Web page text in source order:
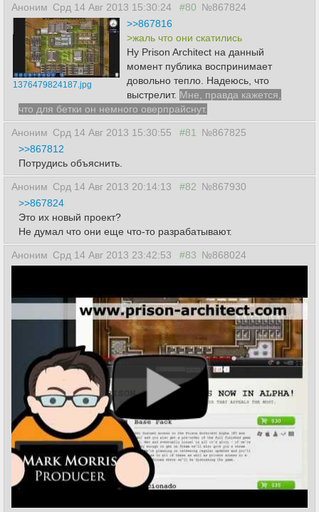
Аноним Срд 14 Авг 2013 15:30:24 #80 №867824
1376479824187.jpg
>>867816
>жаль что они скатились
Ну Prison Architect на данный
момент публика воспринимает
довольно тепло. Надеюсь, что
выстрелит. Мне, правда кажется,
что для бетки он немного оверпрайснут.
Аноним Срд 14 Авг 2013 15:30:55 #81
№867825
>>867812
Потрудись объяснить.
Аноним Срд 14 Авг 2013 20:14:13 #82 №867930
>>867824
Это их новый проект?
Не думал что они еще что-то разрабатывают.
Аноним Срд 14 Авг 2013 23:42:53 #83 №868024